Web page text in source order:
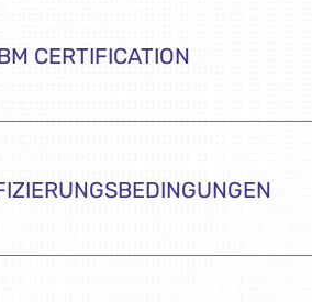
CERTIFICATION